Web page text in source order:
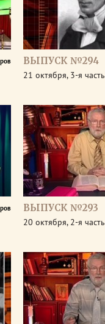
ВЫПУСК №294
21 октября, 3-я часть
ВЫПУСК №293
20 октября, 2-я часть